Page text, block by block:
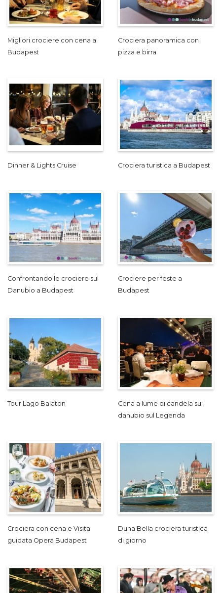
Migliori crociere con cena a
Budapest
Crociera panoramica con
pizza e birra
Dinner & Lights Cruise Crociera turistica a Budapest
Confrontando le crociere sul
Danubio a Budapest
Crociere per feste a
Budapest
Tour Lago Balaton
Cena a lume di candela sul
danubio sul Legenda
Crociera con cena e Visita
guidata Opera Budapest
Duna Bella crociera turistica
di giorno